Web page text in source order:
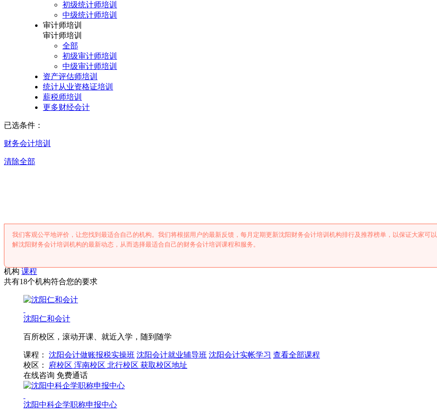
初级统计师培训
中级统计师培训
审计师培训
审计师培训
全部
初级审计师培训
中级审计师培训
资产评估师培训
统计从业资格证培训
薪税师培训
更多财经会计
已选条件：
财务会计培训
清除全部
我们客观公平地评价，让您找到最适合自己的机构。我们将根据用户的最新反馈，每月定期更新沈阳财务会计培训机构排行及推荐榜单，以保证大家可
解沈阳财务会计培训机构的最新动态，从而选择最适合自己的财务会计培训课程和服务。
机构 课程
共有18个机构符合您的要求
沈阳仁和会计
百所校区，滚动开课、就近入学，随到随学
课程： 沈阳会计做账报税实操班 沈阳会计就业辅导班 沈阳会计实帐学习 查看全部课程
校区：
府校区 浑南校区 北行校区 获取校区地址
在线咨询 免费通话
沈阳中科企学职称申报中心